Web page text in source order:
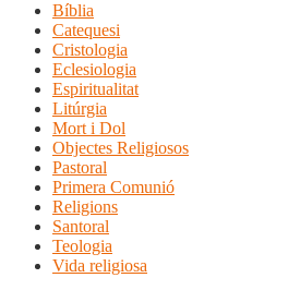
Bíblia
Catequesi
Cristologia
Eclesiologia
Espiritualitat
Litúrgia
Mort i Dol
Objectes Religiosos
Pastoral
Primera Comunió
Religions
Santoral
Teologia
Vida religiosa